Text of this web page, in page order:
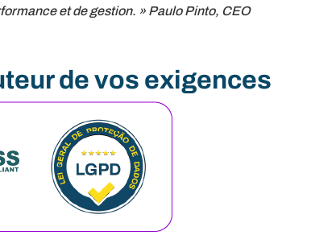
et de gestion. » Paulo Pinto, CEO
de vos exigences